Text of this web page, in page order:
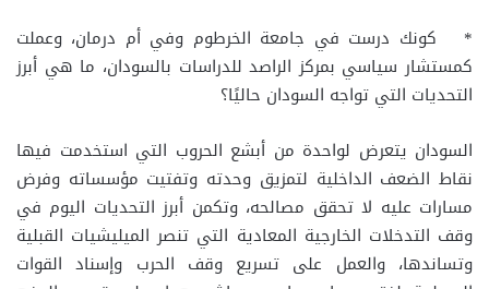
* كونك درست في جامعة الخرطوم وفي أم درمان، وعملت
كمستشار سياسي بمركز الراصد للدراسات بالسودان، ما هي أبرز
التحديات التي تواجه السودان حاليًا؟
السودان يتعرض لواحدة من أبشع الحروب التي استخدمت فيها
نقاط الضعف الداخلية لتمزيق وحدته وتفتيت مؤسساته وفرض
مسارات عليه لا تحقق مصالحه، وتكمن أبرز التحديات اليوم في
وقف التدخلات الخارجية المعادية التي تنصر الميليشيات القبلية
وتساندها، والعمل على تسريع وقف الحرب وإسناد القوات